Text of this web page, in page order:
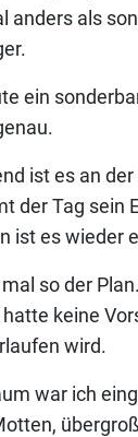
anders als
ein
ist es an
der Tag sein
ist es wieder
so der
keine
wird.
war ich